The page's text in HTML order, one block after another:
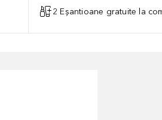
2 Eșantioane gratuite la